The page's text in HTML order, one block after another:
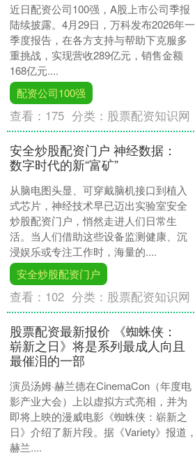
近日配资公司100强，A股上市公司季报
陆续披露。4月29日，万科发布2026年一
季度报告，在各方支持与帮助下克服多
重挑战，实现营收289亿元，销售金额
168亿元....
配资公司100强
查看： 175 分类： 股票配资知识网
安全炒股配资门户 神经数据：
数字时代的新“富矿”
从脑电图头显、可穿戴脑机接口到植入
式芯片，神经技术早已迈出实验室安全
炒股配资门户，悄然走进人们日常生
活。当人们借助这些设备监测健康、沉
浸娱乐或专注工作时，海量的....
安全炒股配资门户
查看： 102 分类： 股票配资知识网
股票配资最新报价 《蜘蛛侠：
崭新之日》将是系列最成人向且
最催泪的一部
演员汤姆·赫兰德在CinemaCon（年度电
影产业大会）上以虚拟方式亮相，并为
即将上映的漫威电影《蜘蛛侠：崭新之
日》介绍了新片段。据《Variety》报道，
赫兰....